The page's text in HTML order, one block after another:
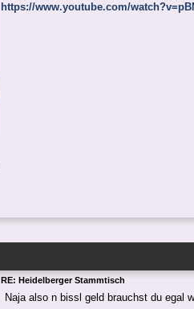
https://www.youtube.com/
RE: Heidelberger Stammtisch
Naja also n bissl geld brauchst du egal